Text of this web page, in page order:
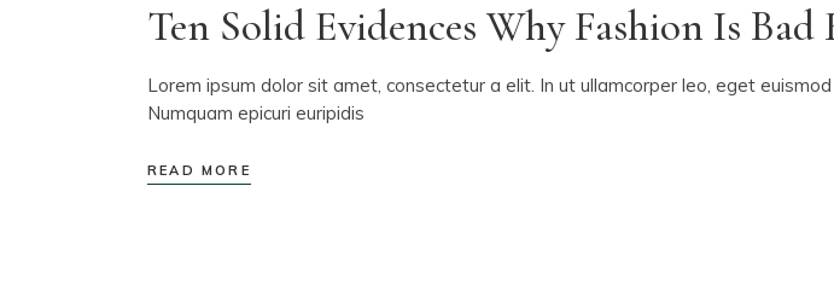
Ten Solid Evidences Why Fashion Is Bad
Lorem ipsum dolor sit amet, consectetur a elit. In ut ullamcorper leo, eget
Numquam epicuri euripidis
READ MORE